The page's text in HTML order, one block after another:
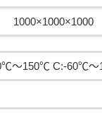
1000×1000×1000
～150℃ C:-60℃